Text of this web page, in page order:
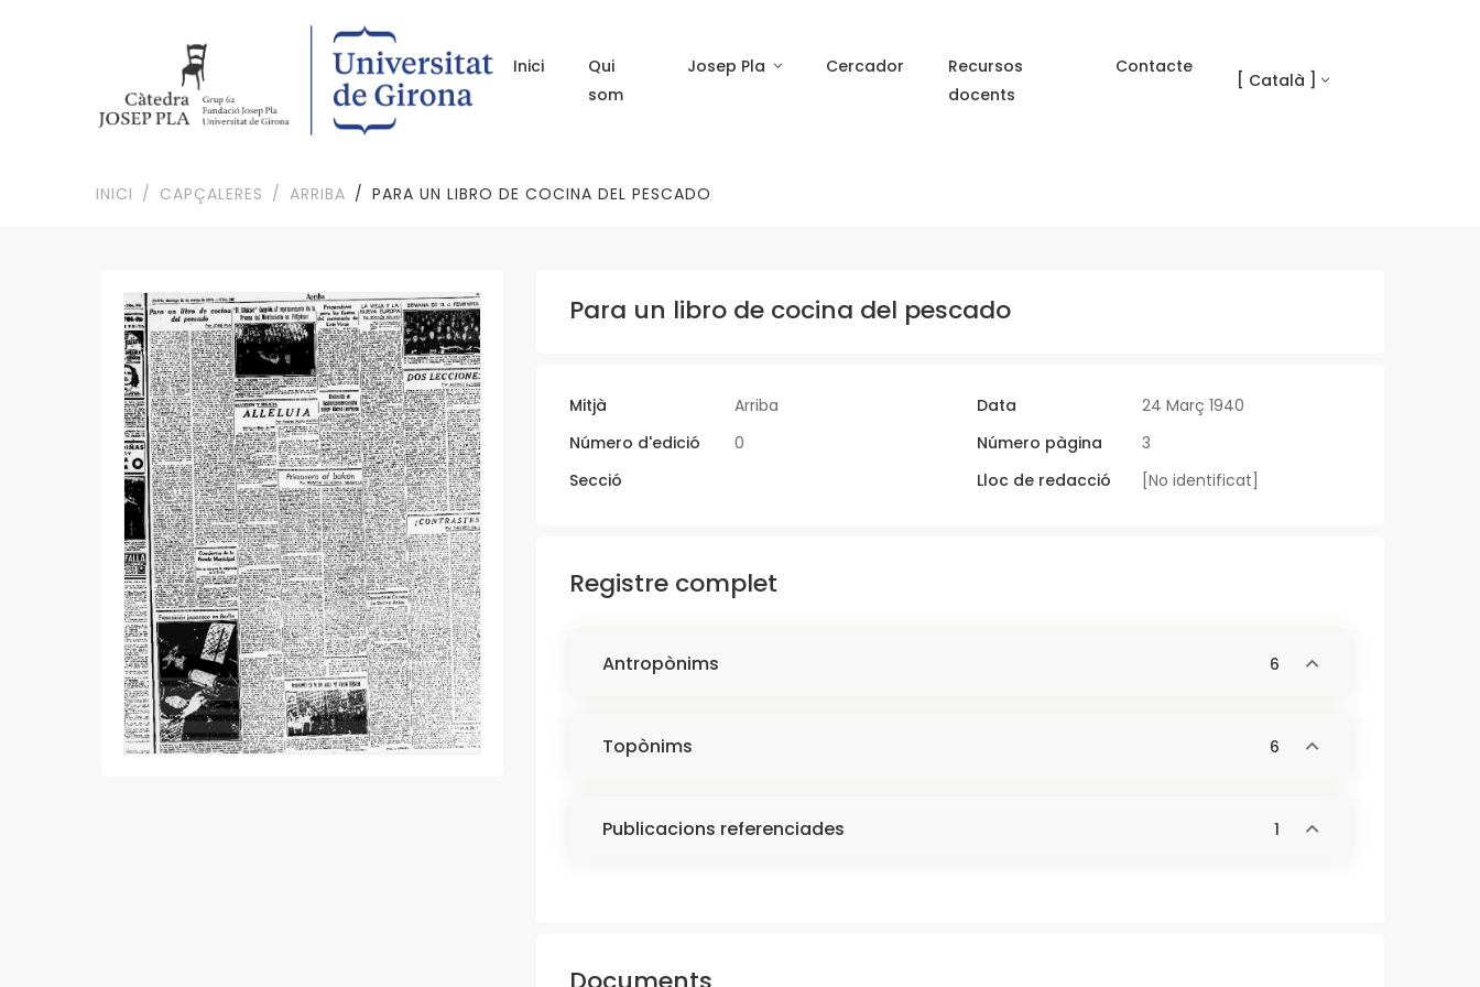
Inici
Qui
som
Josep Pla Cercador
Recursos
docents
Contacte
[ Català ]
INICI CAPÇALERES ARRIBA PARA UN LIBRO DE COCINA DEL PESCADO
Para un libro de cocina del pescado
Mitjà Arriba Data
24 Març 1940
Número d'edició
0 Número pàgina
3
Secció
Lloc de redacció [No identificat]
Registre complet
Antropònims 6
Topònims 6
Publicacions referenciades 1